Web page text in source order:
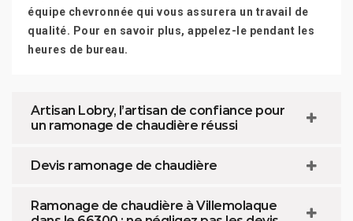
équipe chevronnée qui vous assurera un travail de
qualité. Pour en savoir plus, appelez-le pendant les
heures de bureau.
Artisan Lobry, l’artisan de confiance pour
un ramonage de chaudière réussi
Devis ramonage de chaudière
Ramonage de chaudière à Villemolaque